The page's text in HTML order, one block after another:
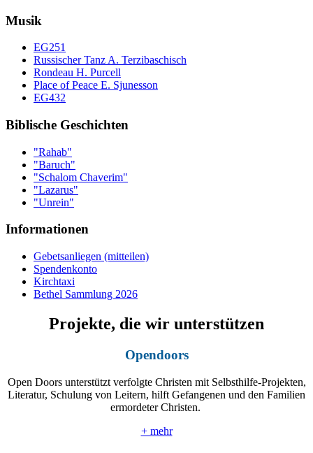
Musik
EG251
Russischer Tanz A. Terzibaschisch
Rondeau H. Purcell
Place of Peace E. Sjunesson
EG432
Biblische Geschichten
"Rahab"
"Baruch"
"Schalom Chaverim"
"Lazarus"
"Unrein"
Informationen
Gebetsanliegen (mitteilen)
Spendenkonto
Kirchtaxi
Bethel Sammlung 2026
Projekte, die wir unterstützen
Opendoors
Open Doors unterstützt verfolgte Christen mit Selbsthilfe-Projekten,
Literatur, Schulung von Leitern, hilft Gefangenen und den Familien
ermordeter Christen.
+ mehr